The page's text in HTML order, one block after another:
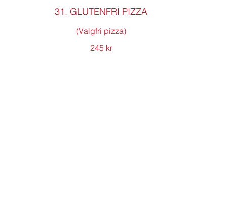
31. GLUTENFRI PIZZA
(Valgfri pizza)
245 kr